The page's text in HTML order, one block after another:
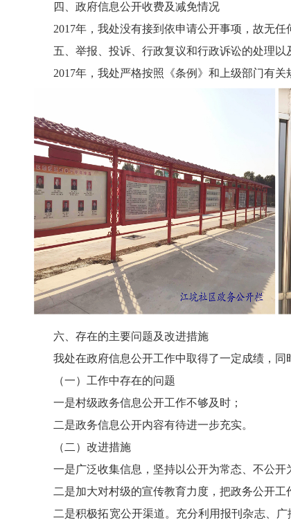
四、政府信息公开收费及减免情况
2017年，我处没有接到依申请公开事项，故无任
五、举报、投诉、行政复议和行政诉讼的处理以
2017年，我处严格按照《条例》和上级部门有关
六、存在的主要问题及改进措施
我处在政府信息公开工作中取得了一定成绩，同
（一）工作中存在的问题
一是村级政务信息公开工作不够及时；
二是政务信息公开内容有待进一步充实。
（二）改进措施
一是广泛收集信息，坚持以公开为常态、不公开
二是加大对村级的宣传教育力度，把政务公开工
二是积极拓宽公开渠道。充分利用报刊杂志、广